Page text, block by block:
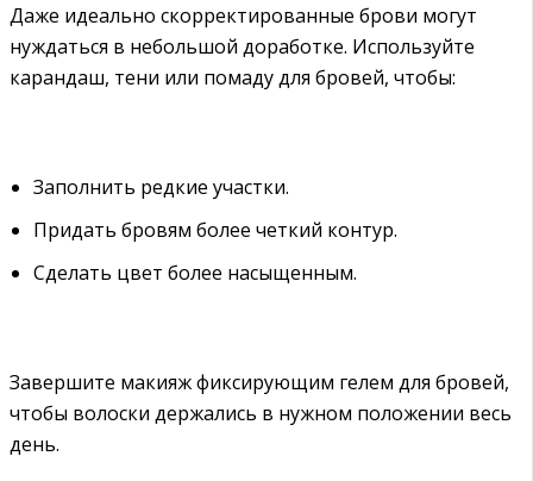
Даже идеально скорректированные брови могут
нуждаться в небольшой доработке. Используйте
карандаш, тени или помаду для бровей, чтобы:
Заполнить редкие участки.
Придать бровям более четкий контур.
Сделать цвет более насыщенным.
Завершите макияж фиксирующим гелем для бровей,
чтобы волоски держались в нужном положении весь
день.